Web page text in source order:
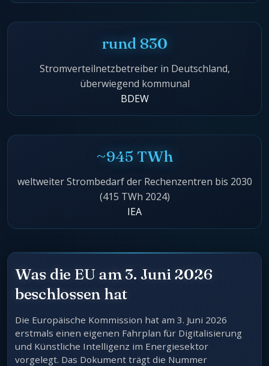
rund 830
Stromverteilnetzbetreiber in Deutschland,
überwiegend kommunal
BDEW
~945 TWh
weltweiter Strombedarf der Rechenzentren bis 2030
(415 TWh 2024)
IEA
Was die EU am 3. Juni 2026
beschlossen hat
Die Europäische Kommission hat am 3. Juni 2026
erstmals einen eigenen Fahrplan für Digitalisierung
und Künstliche Intelligenz im Energiesektor
vorgelegt. Das Dokument trägt die Nummer